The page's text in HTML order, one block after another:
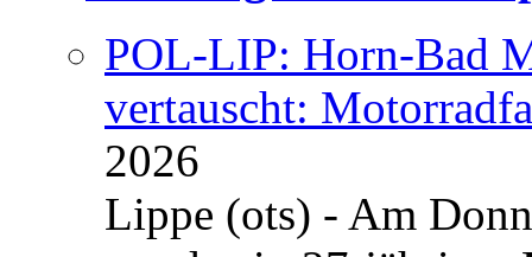
POL-LIP: Horn-Bad
vertauscht:
2026
Lippe (ots) - Am